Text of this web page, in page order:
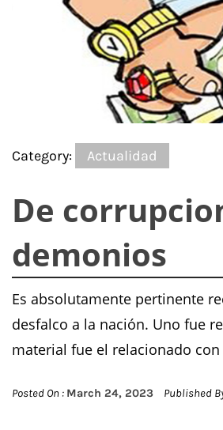
Category: Actualidad
De
demonios
Es absolutamente pertinente
desfalco a la nación. Uno fue
material fue el relacionado con
Posted On : March 24, 2023 Published